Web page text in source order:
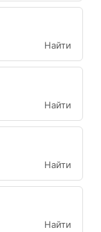
Найти
Найти
Найти
Найти